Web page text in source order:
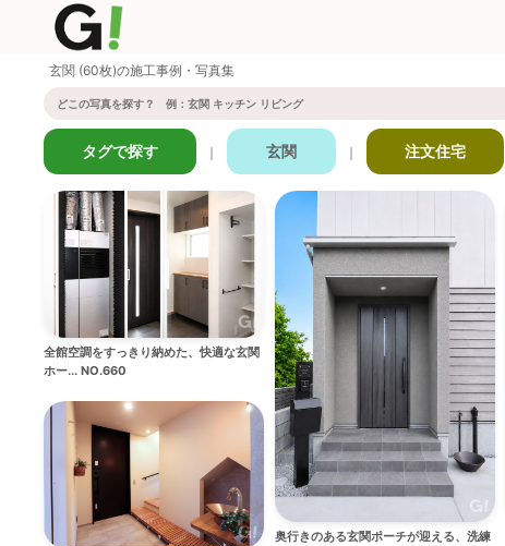
玄関 (60枚)の施工事例・写真集
タグで探す ｜ 玄関 ｜ 注文住宅
全館空調をすっきり納めた、快適な玄関
ホー... NO.660
奥行きのある玄関ポーチが迎える、洗練